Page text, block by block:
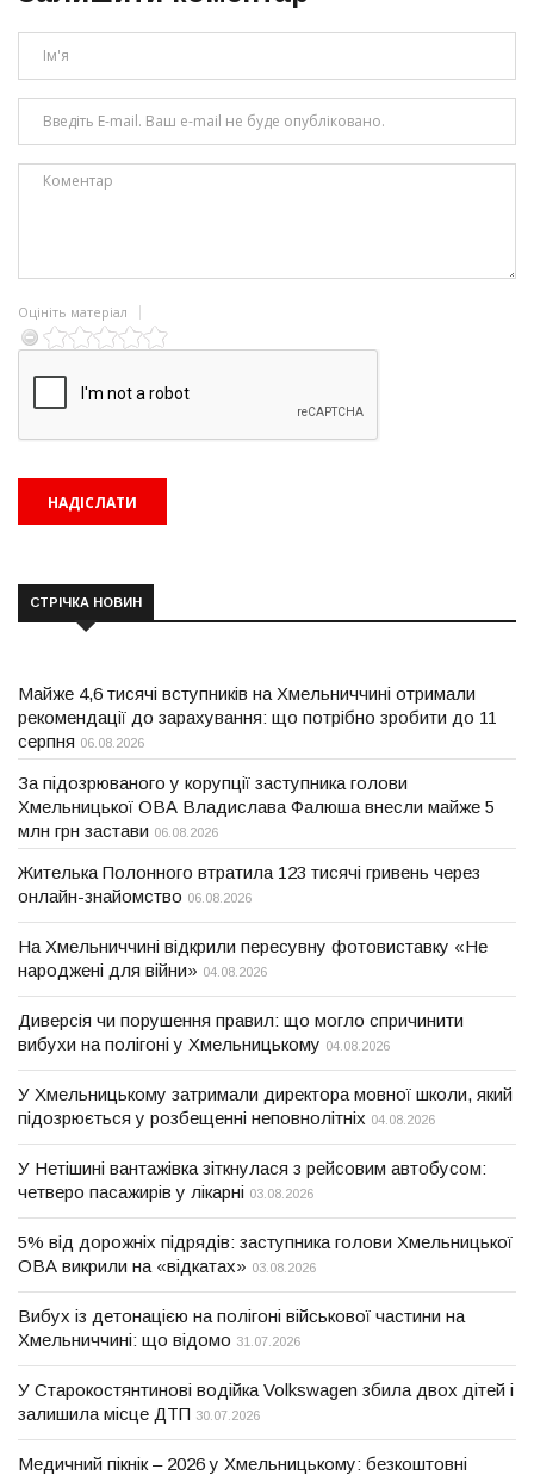
Оцініть матеріал
СТРІЧКА НОВИН
Майже 4,6 тисячі вступників на Хмельниччині отримали
рекомендації до зарахування: що потрібно зробити до 11
серпня 06.08.2026
За підозрюваного у корупції заступника голови
Хмельницької ОВА Владислава Фалюша внесли майже 5
млн грн застави 06.08.2026
Жителька Полонного втратила 123 тисячі гривень через
онлайн-знайомство 06.08.2026
На Хмельниччині відкрили пересувну фотовиставку «Не
народжені для війни» 04.08.2026
Диверсія чи порушення правил: що могло спричинити
вибухи на полігоні у Хмельницькому 04.08.2026
У Хмельницькому затримали директора мовної школи, який
підозрюється у розбещенні неповнолітніх 04.08.2026
У Нетішині вантажівка зіткнулася з рейсовим автобусом:
четверо пасажирів у лікарні 03.08.2026
5% від дорожніх підрядів: заступника голови Хмельницької
ОВА викрили на «відкатах» 03.08.2026
Вибух із детонацією на полігоні військової частини на
Хмельниччині: що відомо 31.07.2026
У Старокостянтинові водійка Volkswagen збила двох дітей і
залишила місце ДТП 30.07.2026
Медичний пікнік – 2026 у Хмельницькому: безкоштовні